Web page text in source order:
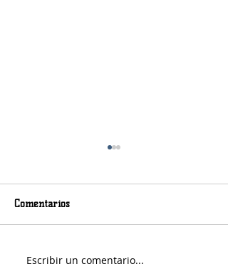
Comentarios
Escribir un comentario...